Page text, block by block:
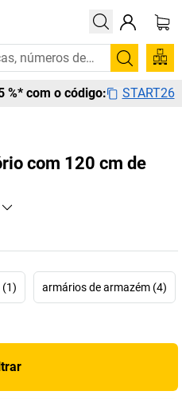
%* com o código: START26
com 120 cm de
(1) armários de armazém (4)